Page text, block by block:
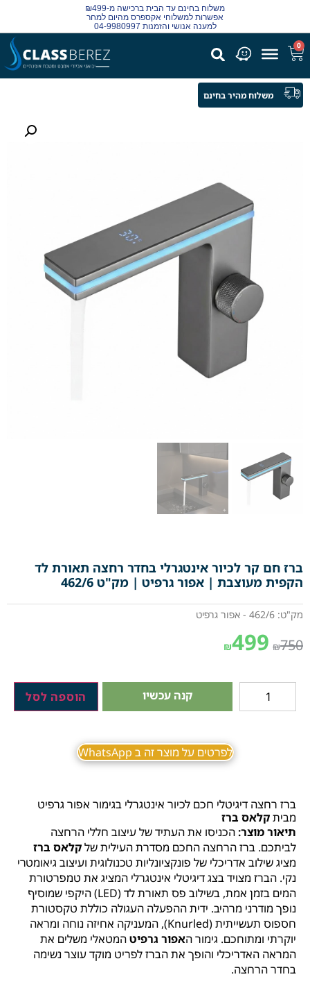
משלוח בחינם עד הבית ברכישה מ-₪499
אפשרות למשלוחי אקספרס מהיום למחר
למענה אנושי והזמנות 04-9980997
0
ברז חם קר לכיור אינטגרלי בחדר רחצה תאורת לד
הקפית מעוצבת | אפור גרפיט | מק"ט 462/6
מק"ט: 462/6 - אפור גרפיט
₪750
₪499
קנה עכשיו הוספה לסל
לפרטים על מוצר זה ב WhatsApp
ברז רחצה דיגיטלי חכם לכיור אינטגרלי בגימור אפור גרפיט
מביתקלאס ברז
תיאור מוצר:הכניסו את העתיד של עיצוב חללי הרחצה
לביתכם. ברז הרחצה החכם מסדרת העילית שלקלאס ברז
מציג שילוב אדריכלי של פונקציונליות טכנולוגית ועיצוב גיאומטרי
נקי. הברז מצויד בצג דיגיטלי אינטגרלי המציג את טמפרטורת
המים בזמן אמת, בשילוב פס תאורת לד (LED) היקפי שמוסיף
נופך מודרני מרהיב. ידית ההפעלה העגולה כוללת טקסטורת
חספוס תעשייתית (Knurled), המעניקה אחיזה נוחה ומראה
יוקרתי ומתוחכם. גימור האפור גרפיטהמטאלי משלים את
המראה האדריכלי והופך את הברז לפריט מוקד עוצר נשימה
בחדר הרחצה.
משלוח מהיר בחינם